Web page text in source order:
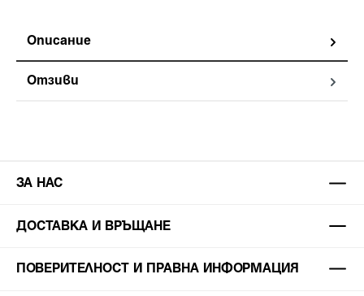
Описание
Отзиви
ЗА НАС
ДОСТАВКА И ВРЪЩАНЕ
ПОВЕРИТЕЛНОСТ И ПРАВНА ИНФОРМАЦИЯ